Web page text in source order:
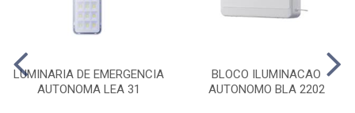
LUMINARIA DE EMERGENCIA
AUTONOMA LEA 31
BLOCO ILUMINACAO
AUTONOMO BLA 2202